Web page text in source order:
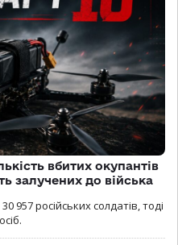
вбитих окупантів
залучених до війська
957 російських солдатів, тоді